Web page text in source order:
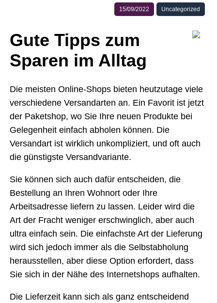
15/09/2022 Uncategorized
Gute Tipps zum
Sparen im Alltag
Die meisten Online-Shops bieten heutzutage viele
verschiedene Versandarten an. Ein Favorit ist jetzt
der Paketshop, wo Sie Ihre neuen Produkte bei
Gelegenheit einfach abholen können. Die
Versandart ist wirklich unkompliziert, und oft auch
die günstigste Versandvariante.
Sie können sich auch dafür entscheiden, die
Bestellung an Ihren Wohnort oder Ihre
Arbeitsadresse liefern zu lassen. Leider wird die
Art der Fracht weniger erschwinglich, aber auch
ultra einfach sein. Die einfachste Art der Lieferung
wird sich jedoch immer als die Selbstabholung
herausstellen, aber diese Option erfordert, dass
Sie sich in der Nähe des Internetshops aufhalten.
Die Lieferzeit kann sich als ganz entscheidend